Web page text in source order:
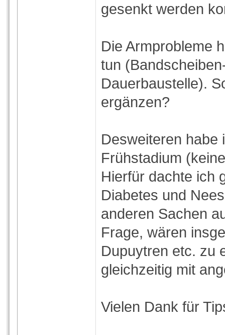
gesenkt werden
Die Armprobleme
tun
Dauerbaustelle).
ergänzen?
Desweiteren habe
Frühstadium
Hierfür dachte ich
Diabetes und
anderen Sachen
Frage, wären
Dupuytren etc. zu
gleichzeitig mit
Vielen Dank für